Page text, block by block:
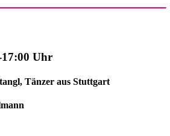
17:00 Uhr
Tänzer aus Stuttgart